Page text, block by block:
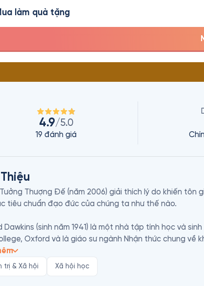
làm quà tặng
4.9/5.0
19 đánh giá
Tưởng Thượng Đế (năm 2006) giải thích lý do khiến
tiêu chuẩn đạo đức của chúng ta như thế nào.
Dawkins (sinh năm 1941) là một nhà tập tính học và
Oxford và là giáo sư ngành Nhận thức chung
tưởng vô thần và sống theo chủ nghĩa nhân văn. Gen
là các tác phẩm khác như Dòng Sông Trôi Khuất Địa
trị & Xã hội Xã hội học